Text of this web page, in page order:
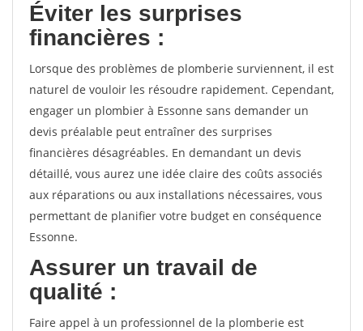
Éviter les surprises
financières :
Lorsque des problèmes de plomberie surviennent, il est
naturel de vouloir les résoudre rapidement. Cependant,
engager un plombier à Essonne sans demander un
devis préalable peut entraîner des surprises
financières désagréables. En demandant un devis
détaillé, vous aurez une idée claire des coûts associés
aux réparations ou aux installations nécessaires, vous
permettant de planifier votre budget en conséquence
Essonne.
Assurer un travail de
qualité :
Faire appel à un professionnel de la plomberie est